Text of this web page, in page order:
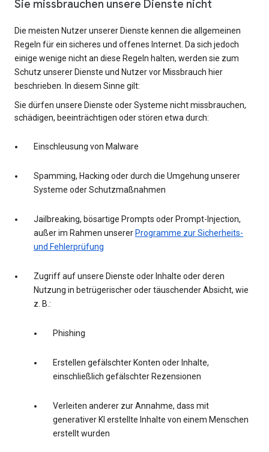
Sie missbrauchen unsere Dienste nicht
Die meisten Nutzer unserer Dienste kennen die allgemeinen
Regeln für ein sicheres und offenes Internet. Da sich jedoch
einige wenige nicht an diese Regeln halten, werden sie zum
Schutz unserer Dienste und Nutzer vor Missbrauch hier
beschrieben. In diesem Sinne gilt:
Sie dürfen unsere Dienste oder Systeme nicht missbrauchen,
schädigen, beeinträchtigen oder stören etwa durch:
Einschleusung von Malware
Spamming, Hacking oder durch die Umgehung unserer
Systeme oder Schutzmaßnahmen
Jailbreaking, bösartige Prompts oder Prompt-Injection,
außer im Rahmen unserer Programme zur Sicherheits-
und Fehlerprüfung
Zugriff auf unsere Dienste oder Inhalte oder deren
Nutzung in betrügerischer oder täuschender Absicht, wie
z. B.:
Phishing
Erstellen gefälschter Konten oder Inhalte,
einschließlich gefälschter Rezensionen
Verleiten anderer zur Annahme, dass mit
generativer KI erstellte Inhalte von einem Menschen
erstellt wurden